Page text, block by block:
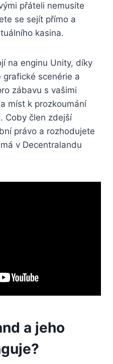
přáteli nemusíte
se sejít přímo a
kasina.
na enginu Unity, díky
scenérie a
zábavu s vašimi
míst k prozkoumání
Coby člen zdejší
právo a rozhodujete
v Decentralandu
a jeho